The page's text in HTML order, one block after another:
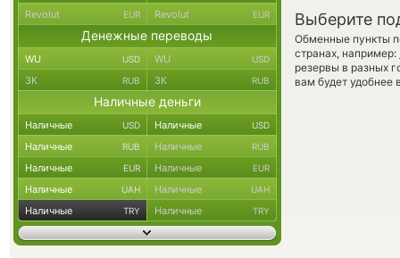
Выберите
Обменные пункты
странах, например:
резервы в разных
вам будет удобнее
Revolut EUR Revolut EUR
Денежные переводы
WU USD WU USD
ЗК RUB ЗК RUB
Наличные деньги
Наличные USD Наличные USD
Наличные RUB Наличные RUB
Наличные EUR Наличные EUR
Наличные UAH Наличные UAH
Наличные TRY Наличные TRY